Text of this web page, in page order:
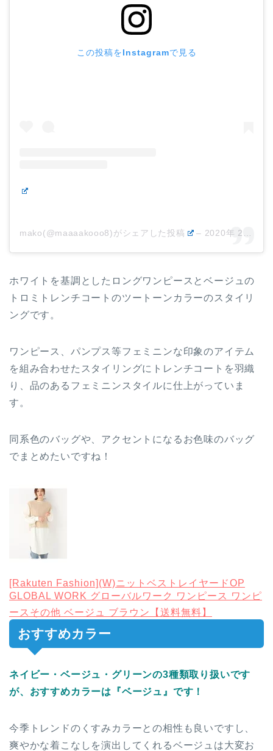
この投稿をInstagramで見る
mako(@maaaakooo8)がシェアした投稿 – 2020年 2月月6日午前3時54分PST
ホワイトを基調としたロングワンピースとベージュの
トロミトレンチコートのツートーンカラーのスタイリ
ングです。
ワンピース、パンプス等フェミニンな印象のアイテム
を組み合わせたスタイリングにトレンチコートを羽織
り、品のあるフェミニンスタイルに仕上がっていま
す。
同系色のバッグや、アクセントになるお色味のバッグ
でまとめたいですね！
[Rakuten Fashion](W)ニットベストレイヤードOP
GLOBAL WORK グローバルワーク ワンピース ワンピ
ースその他 ベージュ ブラウン【送料無料】
おすすめカラー
ネイビー・ベージュ・グリーンの3種類取り扱いです
が、おすすめカラーは『ベージュ』です！
今季トレンドのくすみカラーとの相性も良いですし、
爽やかな着こなしを演出してくれるベージュは大変お